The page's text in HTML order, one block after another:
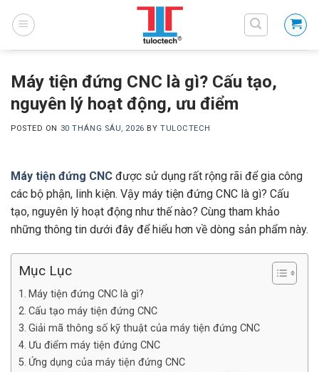
Máy tiện đứng CNC là gì? Cấu tạo,
nguyên lý hoạt động, ưu điểm
POSTED ON 30 THÁNG SÁU, 2026 BY TULOCTECH
Máy tiện đứng CNC được sử dụng rất rộng rãi để gia công
các bộ phận, linh kiện. Vậy máy tiện đứng CNC là gì? Cấu
tạo, nguyên lý hoạt động như thế nào? Cùng tham khảo
những thông tin dưới đây để hiểu hơn về dòng sản phẩm này.
Mục Lục
Máy tiện đứng CNC là gì?
Cấu tạo máy tiện đứng CNC
Giải mã thông số kỹ thuật của máy tiện đứng CNC
Ưu điểm máy tiện đứng CNC
Ứng dụng của máy tiện đứng CNC